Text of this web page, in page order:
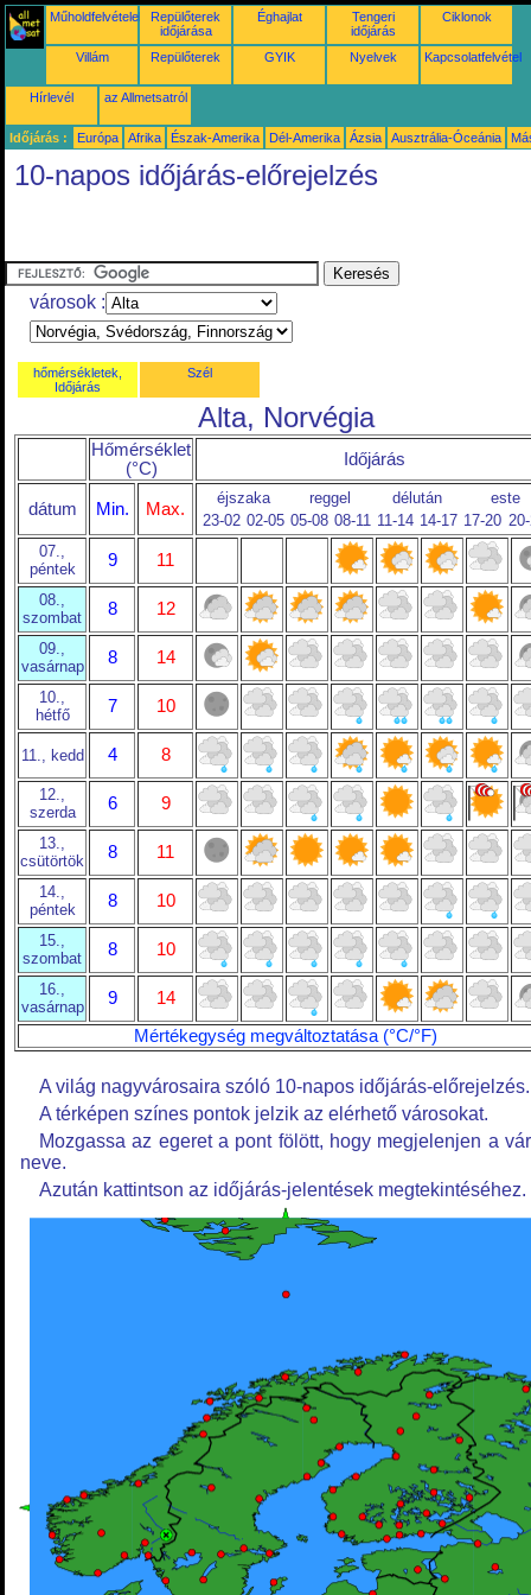
Műholdfelvételek
Repülőterek
időjárása
Éghajlat
Tengeri
időjárás
Ciklonok
Villám Repülőterek GYIK Nyelvek Kapcsolatfelvétel
Hírlevél az Allmetsatról
Időjárás : Európa Afrika Észak-Amerika Dél-Amerika Ázsia Ausztrália-Óceánia
10-napos időjárás-előrejelzés
városok :
hőmérsékletek,
Időjárás
Szél
Alta, Norvégia
Hőmérséklet
(°C)
Időjárás
dátum Min. Max.
éjszaka reggel délután
este
23-02 02-05 05-08 08-11 11-14 14-17 17-20
07.,
péntek
9 11
08.,
szombat
8 12
09.,
vasárnap
8 14
10.,
hétfő
7 10
11., kedd 4 8
12.,
szerda
6 9
13.,
csütörtök
8 11
14.,
péntek
8 10
15.,
szombat
8 10
16.,
vasárnap
9
14
Mértékegység megváltoztatása (°C/°F)
A világ nagyvárosaira szóló 10-napos időjárás-előrejelzés.
A térképen színes pontok jelzik az elérhető városokat.
Mozgassa az egeret a pont fölött, hogy megjelenjen a
neve.
Azután kattintson az időjárás-jelentések megtekintéséhez.